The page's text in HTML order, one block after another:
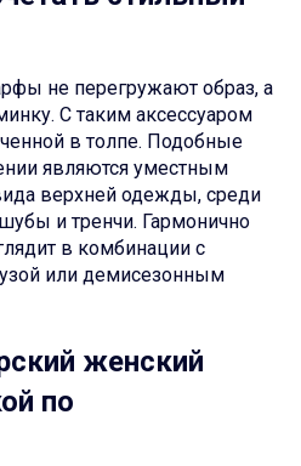
не перегружают образ, а
С таким аксессуаром
в толпе. Подобные
являются уместным
верхней одежды, среди
и тренчи. Гармонично
в комбинации с
или демисезонным
женский
по